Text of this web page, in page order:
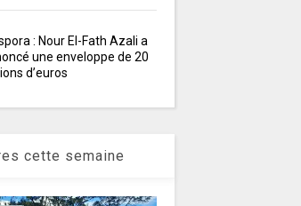
: Nour El-Fath Azali a
une enveloppe de 20
d’euros
cette semaine